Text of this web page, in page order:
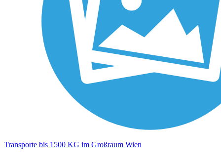
Transporte bis 1500 KG im Großraum Wien